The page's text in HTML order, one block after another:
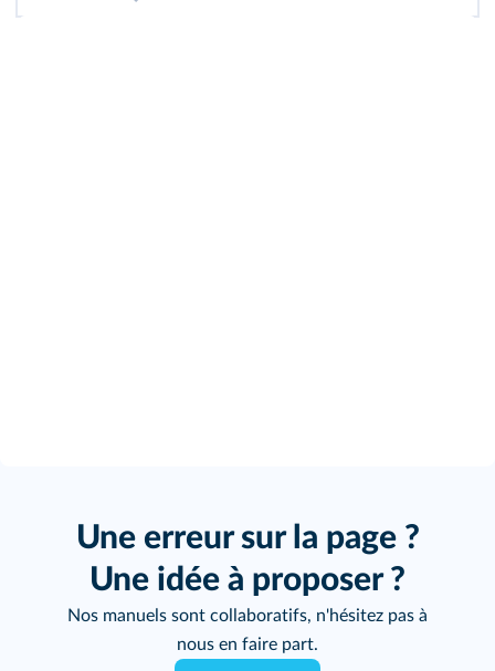
Une erreur sur la page ?
Une idée à proposer ?
Nos manuels sont collaboratifs, n'hésitez pas à
nous en faire part.